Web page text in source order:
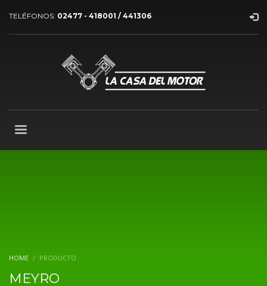
TELÉFONOS: 02477 - 418001 / 441306
HOME PRODUCTO
MEYRO